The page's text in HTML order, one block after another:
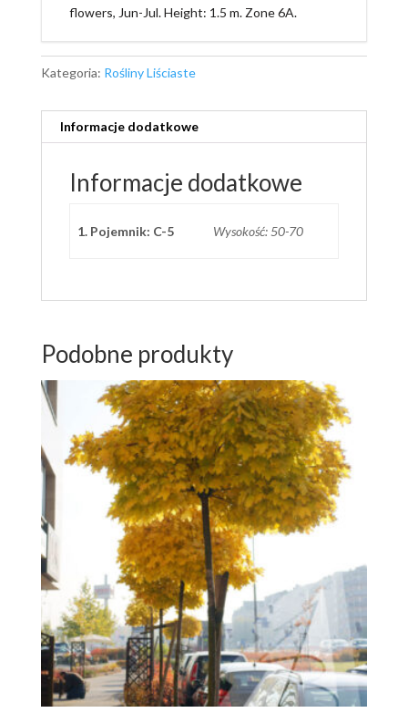
flowers, Jun-Jul. Height: 1.5 m. Zone 6A.
Kategoria: Rośliny Liściaste
Informacje dodatkowe
Informacje dodatkowe
1. Pojemnik: C-5 Wysokość: 50-70
Podobne produkty